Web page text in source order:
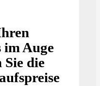
im Auge
die